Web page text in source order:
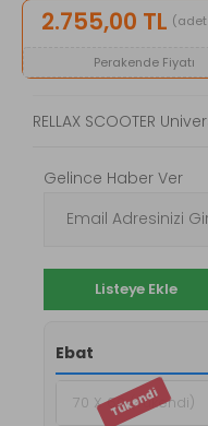
2.755,00 TL (adet
Perakende Fiyatı
RELLAX SCOOTER
Gelince Haber Ver
Listeye Ekle
Ebat
70 X 60 (Tükendi)